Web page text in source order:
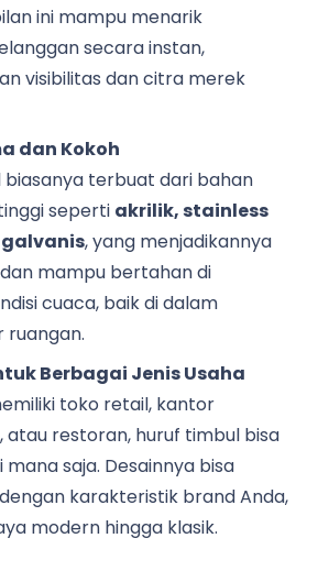
ini mampu menarik
secara instan,
visibilitas dan citra merek
dan Kokoh
biasanya terbuat dari bahan
seperti akrilik, stainless
, yang menjadikannya
mampu bertahan di
cuaca, baik di dalam
ruangan.
Berbagai Jenis Usaha
toko retail, kantor
atau restoran, huruf timbul bisa
mana saja. Desainnya bisa
karakteristik brand Anda,
modern hingga klasik.